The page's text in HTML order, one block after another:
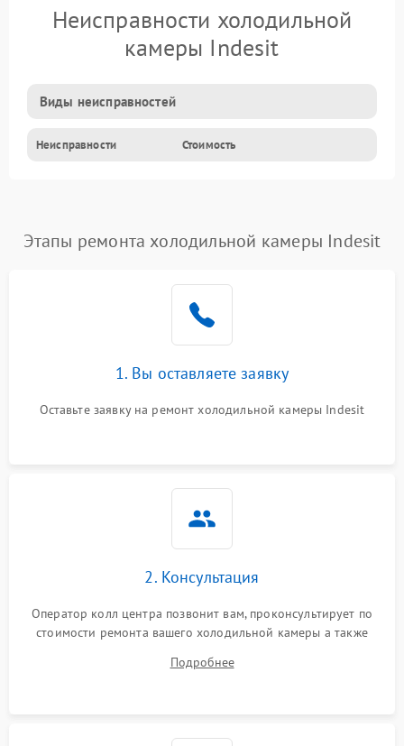
Неисправности холодильной
камеры Indesit
Виды неисправностей
Неисправности Стоимость
Этапы ремонта холодильной камеры Indesit
1. Вы оставляете заявку
Оставьте заявку на ремонт холодильной камеры Indesit
2. Консультация
Оператор колл центра позвонит вам, проконсультирует по
стоимости ремонта вашего холодильной камеры а также
Подробнее